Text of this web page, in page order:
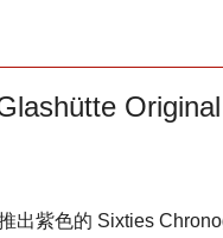
出紫色的 Sixties